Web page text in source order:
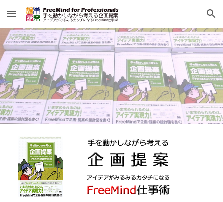
Skip to main content Skip to navigation